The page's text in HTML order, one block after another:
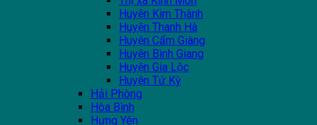
Huyện Kim Thành
Huyện Thanh Hà
Huyện Cẩm Giàng
Huyện Bình Giang
Huyện Gia Lộc
Huyện Tứ Kỳ
Hải Phòng
Hòa Bình
Hưng Yên